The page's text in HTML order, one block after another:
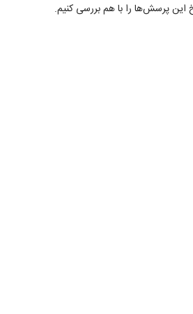
این پرسش‌ها را با هم بررسی کنیم.